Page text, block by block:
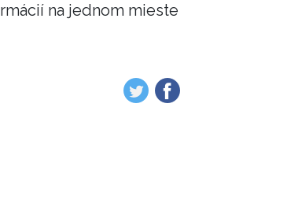
na jednom mieste